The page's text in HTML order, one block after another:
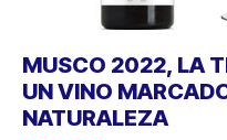
MUSCO 2022, LA
UN VINO
NATURALEZA